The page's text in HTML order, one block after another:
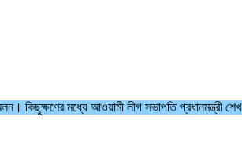
কিছুক্ষণের মধ্যে আওয়ামী লীগ সভাপতি প্রধানমন্ত্রী